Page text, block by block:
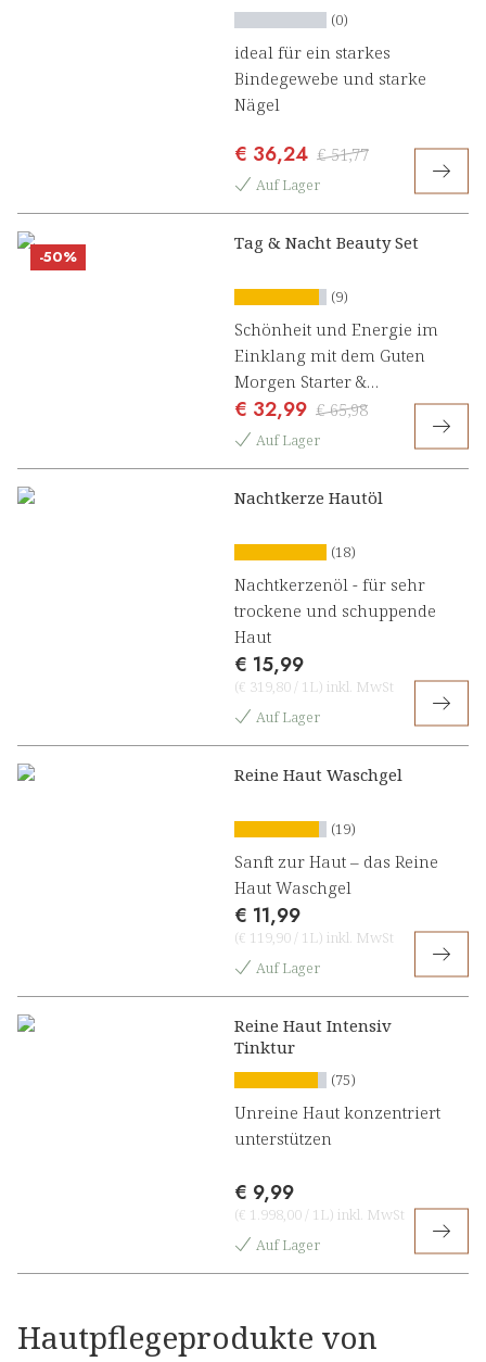
(0)
ideal für ein starkes
Bindegewebe und starke
Nägel
€ 36,24 € 51,77
Auf Lager
-50%
Tag & Nacht Beauty Set
(9)
Schönheit und Energie im
Einklang mit dem Guten
Morgen Starter &
Nachtzauber Beauty Komplex
€ 32,99 € 65,98
Auf Lager
Nachtkerze Hautöl
(18)
Nachtkerzenöl - für sehr
trockene und schuppende
Haut
€ 15,99
(€ 319,80 / 1L) inkl. MwSt
Auf Lager
Reine Haut Waschgel
(19)
Sanft zur Haut – das Reine
Haut Waschgel
€ 11,99
(€ 119,90 / 1L) inkl. MwSt
Auf Lager
Reine Haut Intensiv
Tinktur
(75)
Unreine Haut konzentriert
unterstützen
€ 9,99
(€ 1.998,00 / 1L) inkl. MwSt
Auf Lager
Hautpflegeprodukte von